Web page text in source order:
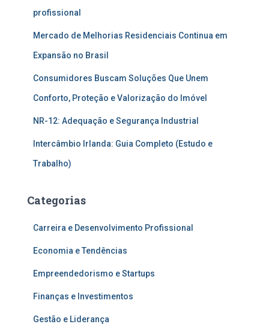
profissional
Mercado de Melhorias Residenciais Continua em
Expansão no Brasil
Consumidores Buscam Soluções Que Unem
Conforto, Proteção e Valorização do Imóvel
NR-12: Adequação e Segurança Industrial
Intercâmbio Irlanda: Guia Completo (Estudo e
Trabalho)
Categorias
Carreira e Desenvolvimento Profissional
Economia e Tendências
Empreendedorismo e Startups
Finanças e Investimentos
Gestão e Liderança